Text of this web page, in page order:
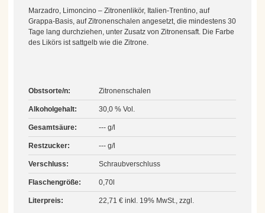
Marzadro, Limoncino – Zitronenlikör, Italien-Trentino, auf
Grappa-Basis, auf Zitronenschalen angesetzt, die mindestens 30
Tage lang durchziehen, unter Zusatz von Zitronensaft. Die Farbe
des Likörs ist sattgelb wie die Zitrone.
Obstsorte/n: Zitronenschalen
Alkoholgehalt: 30,0 % Vol.
Gesamtsäure: --- g/l
Restzucker: --- g/l
Verschluss: Schraubverschluss
Flaschengröße: 0,70l
Literpreis: 22,71 € inkl. 19% MwSt., zzgl.